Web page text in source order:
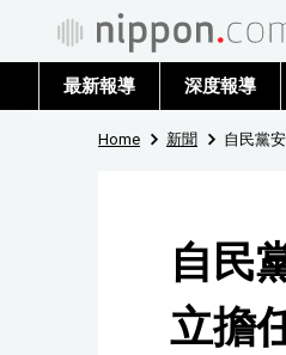
最新報導 深度報導
Home 新聞 自民黨
自民
立擔